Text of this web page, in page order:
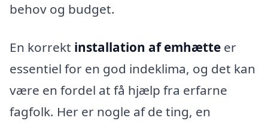
behov og budget.
En korrekt installation af emhætte er
essentiel for en god indeklima, og det kan
være en fordel at få hjælp fra erfarne
fagfolk. Her er nogle af de ting, en